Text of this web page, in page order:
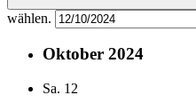
wählen.
Oktober 2024
Sa. 12